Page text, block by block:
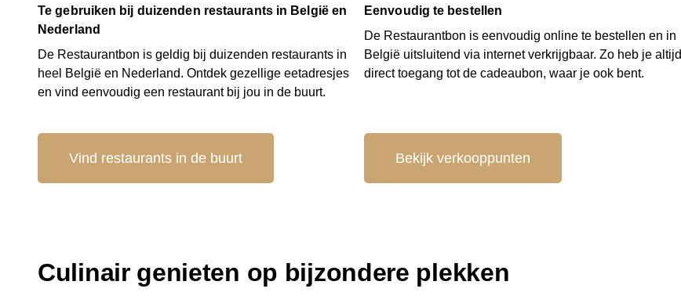
Te gebruiken bij duizenden restaurants in België en
Nederland
De Restaurantbon is geldig bij duizenden restaurants in
heel België en Nederland. Ontdek gezellige eetadresjes
en vind eenvoudig een restaurant bij jou in de buurt.
Vind restaurants in de buurt
Eenvoudig te bestellen
De Restaurantbon is eenvoudig online te bestellen en in
België uitsluitend via internet verkrijgbaar. Zo heb je altijd
direct toegang tot de cadeaubon, waar je ook bent.
Bekijk verkooppunten
Culinair genieten op bijzondere plekken